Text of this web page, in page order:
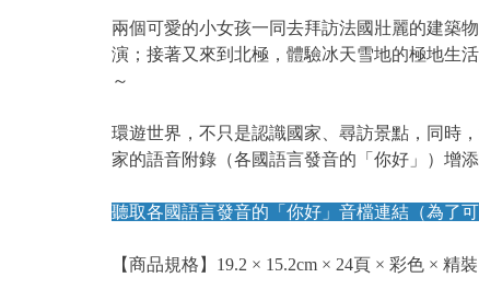
兩個可愛的小女孩一同去拜訪法國壯麗的建築
演；接著又來到北極，體驗冰天雪地的極地生
～
環遊世界，不只是認識國家、尋訪景點，同時
家的語音附錄（各國語言發音的「你好」）增添
聽取各國語言發音的「你好」音檔連結（為了
【商品規格】19.2 × 15.2cm × 24頁 × 彩色 × 精裝